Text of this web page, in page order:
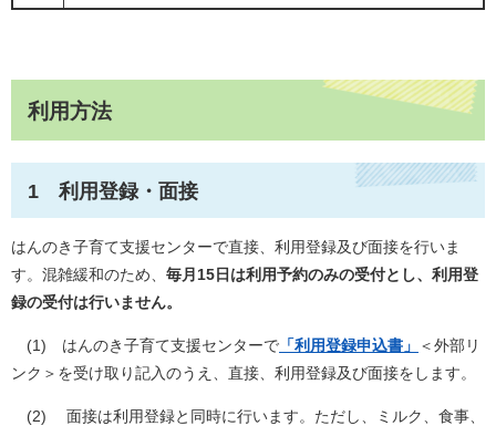
利用方法
1 利用登録・面接
はんのき子育て支援センターで直接、利用登録及び面接を行いま
す。混雑緩和のため、 毎月15日は利用予約のみの受付とし、利用登
録の受付は行いません。
(1) はんのき子育て支援センターで 「利用登録申込書」
＜外部リ
ンク＞ を受け取り記入のうえ、直接、利用登録及び面接をします。
(2) 面接は利用登録と同時に行います。ただし、ミルク、食事、